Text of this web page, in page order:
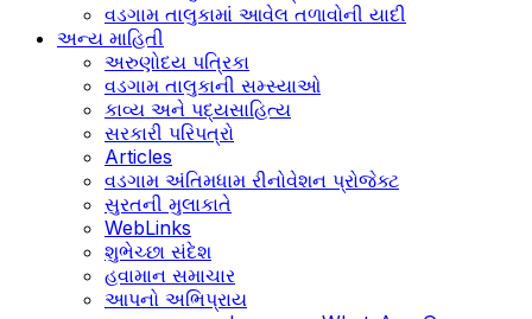
વડગામ તાલુકામાં આવેલ તળાવોની યાદી
અન્ય માહિતી
અરુણોદય પત્રિકા
વડગામ તાલુકાની સમ્સ્યાઓ
કાવ્ય અને પદ્યસાહિત્ય
સરકારી પરિપત્રો
Articles
વડગામ અંતિમધામ રીનોવેશન પ્રોજેક્ટ
સુરતની મુલાકાતે
WebLinks
શુભેચ્છા સંદેશ
હવામાન સમાચાર
આપનો અભિપ્રાય